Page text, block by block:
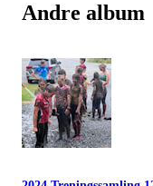
Andre album